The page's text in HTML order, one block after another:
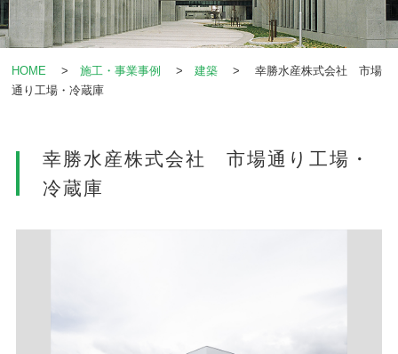
企業情報
施工・事業事例
お知らせ
採用情報
プライバシーポリシー
HOME >施工・事業事例 >建築 > 幸勝水産株式会社 市場
通り工場・冷蔵庫
幸勝水産株式会社 市場通り工場・
冷蔵庫